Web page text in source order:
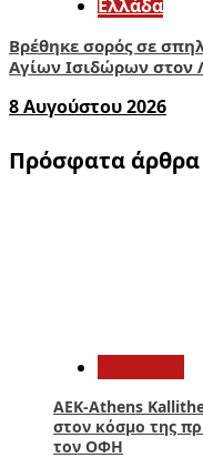
Ελλάδα
Βρέθηκε σορός σε
Αγίων Ισιδώρων στον
8 Αυγούστου 2026
Πρόσφατα άρθρα
ΑΕΚ-Athens
στον κόσμο της
τον ΟΦΗ